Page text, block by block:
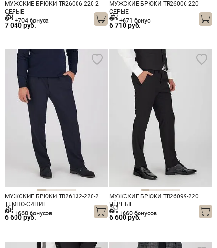
МУЖСКИЕ БРЮКИ TR26006-220-2
СЕРЫЕ
7 040 руб.
+704 бонуса
МУЖСКИЕ БРЮКИ TR26006-220
СЕРЫЕ
6 710 руб.
+671 бонус
МУЖСКИЕ БРЮКИ TR26132-220-2
ТЕМНО-СИНИЕ
6 600 руб.
+660 бонусов
МУЖСКИЕ БРЮКИ TR26099-220
ЧЁРНЫЕ
6 600 руб.
+660 бонусов